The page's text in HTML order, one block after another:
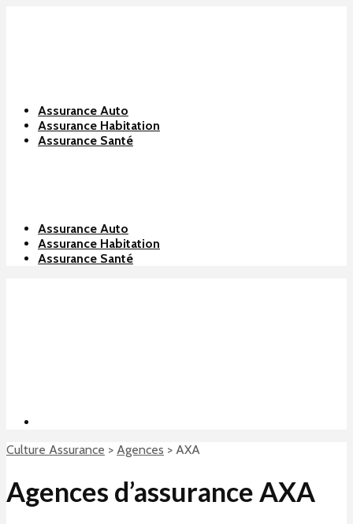
Assurance Auto
Assurance Habitation
Assurance Santé
Assurance Auto
Assurance Habitation
Assurance Santé
Culture Assurance > Agences > AXA
Agences d’assurance AXA